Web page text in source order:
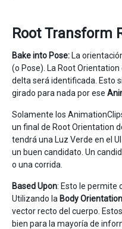
Root Transform
Bake into Pose: La
(o Pose). La Root
delta será identificada. Esto
girado para nada por ese
Solamente los
un final de Root Orientation
tendrá una Luz Verde en el
un buen candidato. Un
o una corrida.
Based Upon: Esto le permite
Utilizando la Body Orientation
vector recto del cuerpo.
bien para la mayoría de